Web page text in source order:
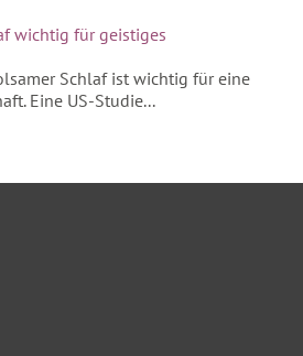
wichtig für geistiges
Schlaf ist wichtig für eine
Eine US-Studie...